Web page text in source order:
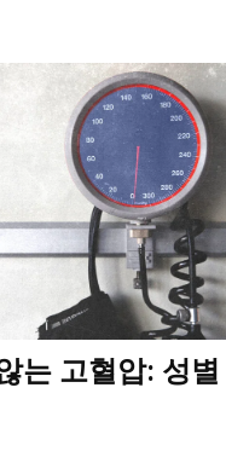
는 고혈압: 성별